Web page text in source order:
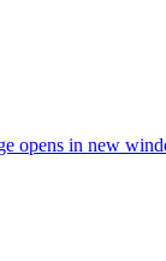
opens in new